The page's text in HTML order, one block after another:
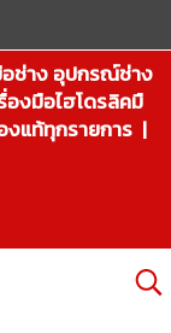
อช่าง อุปกรณ์ช่าง
องมือไฮโดรลิคมื
งแท้ทุกรายการ |